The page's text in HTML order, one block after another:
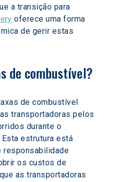
a transição para
oferece uma forma
de gerir estas
de combustível?
de combustível
transportadoras pelos
durante o
estrutura está
responsabilidade
os custos de
as transportadoras